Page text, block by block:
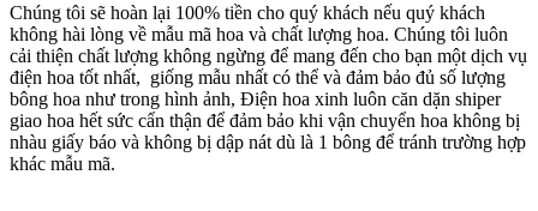
Chúng tôi sẽ hoàn lại 100% tiền cho quý khách nếu quý khách
không hài lòng về mẫu mã hoa và chất lượng hoa. Chúng tôi luôn
cải thiện chất lượng không ngừng để mang đến cho bạn một dịch vụ
điện hoa tốt nhất, giống mẫu nhất có thể và đảm bảo đủ số lượng
bông hoa như trong hình ảnh, Điện hoa xinh luôn căn dặn shiper
giao hoa hết sức cẩn thận để đảm bảo khi vận chuyển hoa không bị
nhàu giấy báo và không bị dập nát dù là 1 bông để tránh trường hợp
khác mẫu mã.